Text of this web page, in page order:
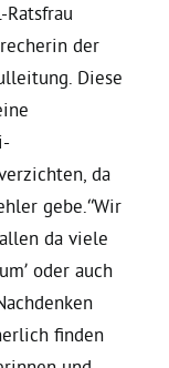
der
Diese
da
gebe. “Wir
da viele
oder auch
finden